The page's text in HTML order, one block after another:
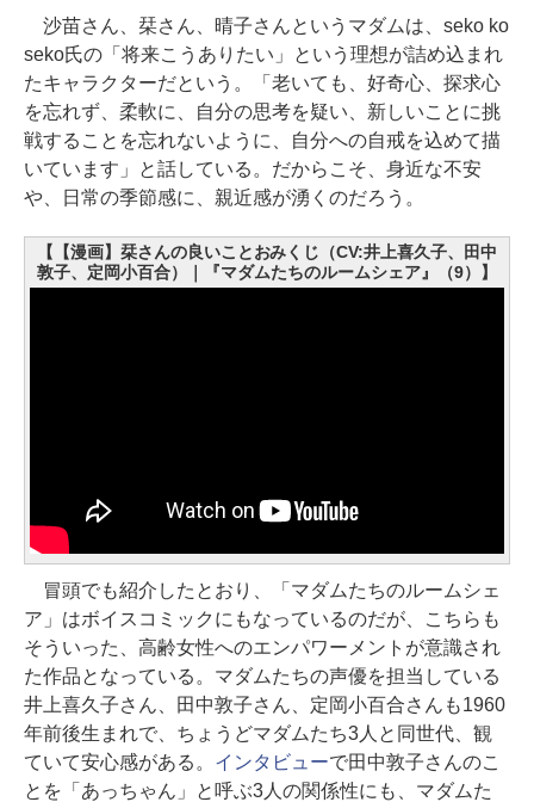
沙苗さん、栞さん、晴子さんというマダムは、seko ko
seko氏の「将来こうありたい」という理想が詰め込まれ
たキャラクターだという。「老いても、好奇心、探求心
を忘れず、柔軟に、自分の思考を疑い、新しいことに挑
戦することを忘れないように、自分への自戒を込めて描
いています」と話している。だからこそ、身近な不安
や、日常の季節感に、親近感が湧くのだろう。
【【漫画】栞さんの良いことおみくじ（CV:井上喜久子、田中
敦子、定岡小百合）｜『マダムたちのルームシェア』（9）】
冒頭でも紹介したとおり、「マダムたちのルームシェ
ア」はボイスコミックにもなっているのだが、こちらも
そういった、高齢女性へのエンパワーメントが意識され
た作品となっている。マダムたちの声優を担当している
井上喜久子さん、田中敦子さん、定岡小百合さんも1960
年前後生まれで、ちょうどマダムたち3人と同世代、観
ていて安心感がある。 インタビューで田中敦子さんのこ
とを「あっちゃん」と呼ぶ3人の関係性にも、マダムた